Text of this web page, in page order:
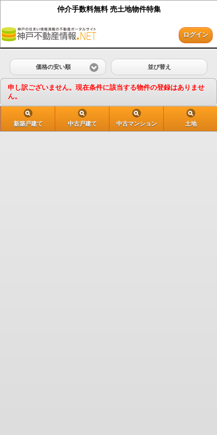
仲介手数料無料 売土地物件特集
ログイン
価格の安い順 並び替え
申し訳ございません。現在条件に該当する物件の登録はありませ
ん。
新築戸建て 中古戸建て 中古マンション 土地